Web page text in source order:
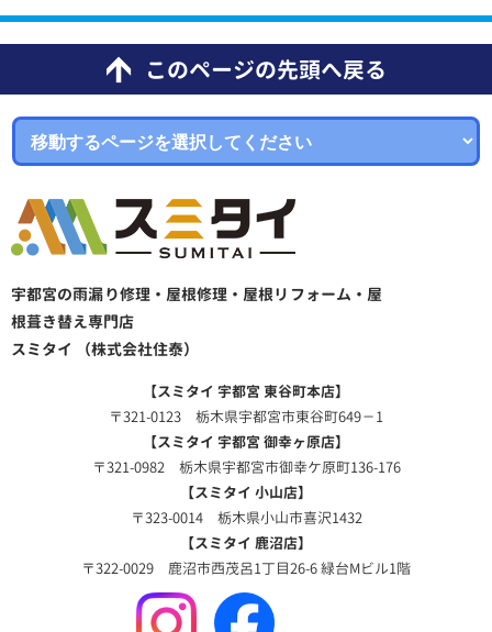
このページの先頭へ戻る
宇都宮の雨漏り修理・屋根修理・屋根リフォーム・屋
根葺き替え専門店
スミタイ （株式会社住泰）
【スミタイ 宇都宮 東谷町本店】
〒321-0123 栃木県宇都宮市東谷町649－1
【スミタイ 宇都宮 御幸ヶ原店】
〒321-0982 栃木県宇都宮市御幸ケ原町136-176
【スミタイ 小山店】
〒323-0014 栃木県小山市喜沢1432
【スミタイ 鹿沼店】
〒322-0029 鹿沼市西茂呂1丁目26-6 緑台Mビル1階